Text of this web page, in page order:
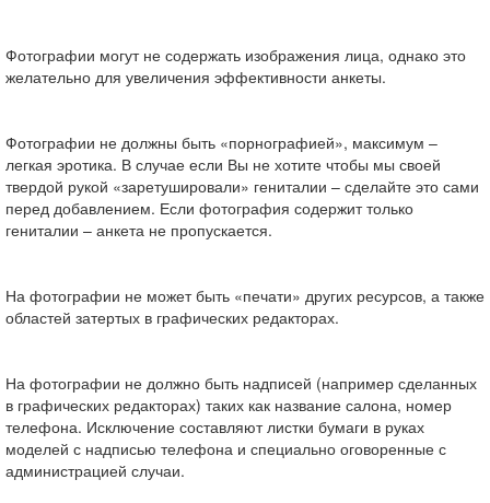
Фотографии могут не содержать изображения лица, однако это
желательно для увеличения эффективности анкеты.
Фотографии не должны быть «порнографией», максимум –
легкая эротика. В случае если Вы не хотите чтобы мы своей
твердой рукой «заретушировали» гениталии – сделайте это сами
перед добавлением. Если фотография содержит только
гениталии – анкета не пропускается.
На фотографии не может быть «печати» других ресурсов, а также
областей затертых в графических редакторах.
На фотографии не должно быть надписей (например сделанных
в графических редакторах) таких как название салона, номер
телефона. Исключение составляют листки бумаги в руках
моделей с надписью телефона и специально оговоренные с
администрацией случаи.